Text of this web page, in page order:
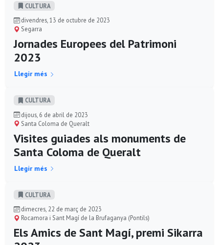
CULTURA
divendres, 13 de octubre de 2023
Segarra
Jornades Europees del Patrimoni
2023
Llegir més
CULTURA
dijous, 6 de abril de 2023
Santa Coloma de Queralt
Visites guiades als monuments de
Santa Coloma de Queralt
Llegir més
CULTURA
dimecres, 22 de març de 2023
Rocamora i Sant Magí de la Brufaganya (Pontils)
Els Amics de Sant Magí, premi Sikarra